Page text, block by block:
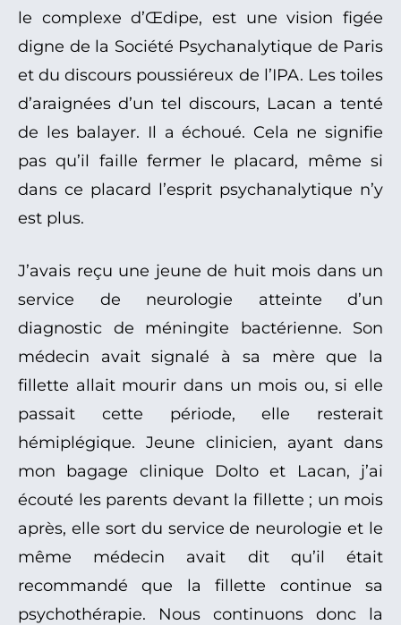
le complexe d’Œdipe, est une vision figée
digne de la Société Psychanalytique de Paris
et du discours poussiéreux de l’IPA. Les toiles
d’araignées d’un tel discours, Lacan a tenté
de les balayer. Il a échoué. Cela ne signifie
pas qu’il faille fermer le placard, même si
dans ce placard l’esprit psychanalytique n’y
est plus.
J’avais reçu une jeune de huit mois dans un
service de neurologie atteinte d’un
diagnostic de méningite bactérienne. Son
médecin avait signalé à sa mère que la
fillette allait mourir dans un mois ou, si elle
passait cette période, elle resterait
hémiplégique. Jeune clinicien, ayant dans
mon bagage clinique Dolto et Lacan, j’ai
écouté les parents devant la fillette ; un mois
après, elle sort du service de neurologie et le
même médecin avait dit qu’il était
recommandé que la fillette continue sa
psychothérapie. Nous continuons donc la